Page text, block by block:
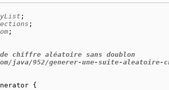
;
chiffre aléatoire sans doublon
java/952/generer-une-suite-aleatoire-
{